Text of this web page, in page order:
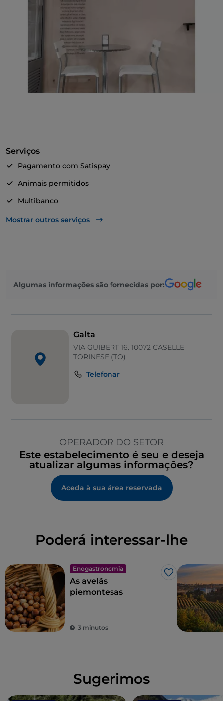
Serviços
Pagamento com Satispay
Animais permitidos
Multibanco
Zona infantil
Mostrar outros serviços
Algumas informações são fornecidas por:
Galta
VIA GUIBERT 16, 10072 CASELLE
TORINESE (TO)
Telefonar
OPERADOR DO SETOR
Este estabelecimento é seu e deseja
atualizar algumas informações?
Aceda à sua área reservada
Poderá interessar-lhe
Enogastronomia
Gosto
As avelãs
piemontesas
3 minutos
Sugerimos